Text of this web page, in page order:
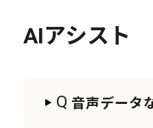
AIアシスト
Q 音声データ